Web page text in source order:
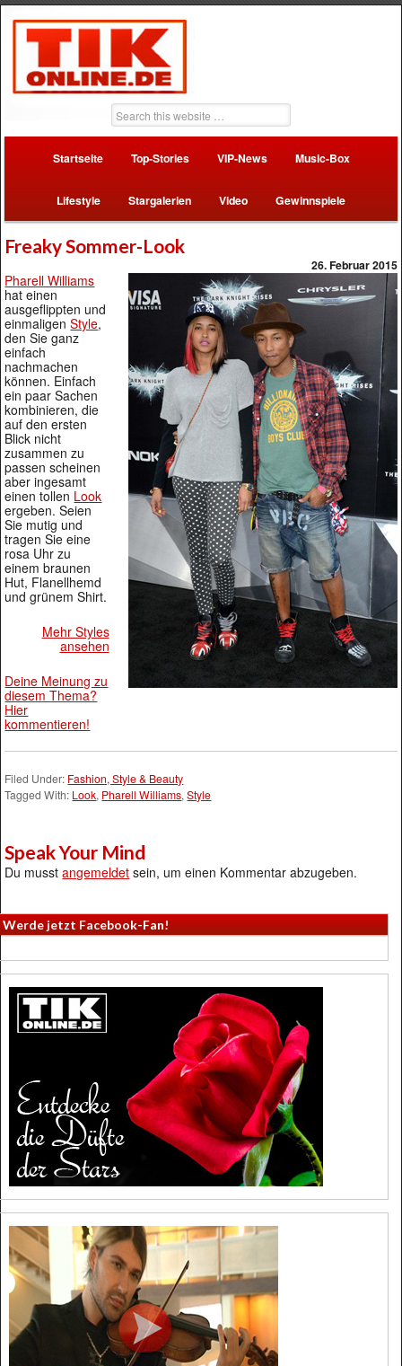
Startseite Top-Stories VIP-News Music-Box
Lifestyle Stargalerien Video Gewinnspiele
Freaky Sommer-Look
26. Februar 2015
Pharell Williams
hat einen
ausgeflippten und
einmaligenStyle,
den Sie ganz
einfach
nachmachen
können. Einfach
ein paar Sachen
kombinieren, die
auf den ersten
Blick nicht
zusammen zu
passen scheinen
aber ingesamt
einen tollen Look
ergeben. Seien
Sie mutig und
tragen Sie eine
rosa Uhr zu
einem braunen
Hut, Flanellhemd
und grünem Shirt.
Mehr Styles
ansehen
Deine Meinung zu
diesem Thema?
Hier
kommentieren!
Filed Under: Fashion, Style & Beauty
Tagged With: Look, Pharell Williams,Style
Speak Your Mind
Du musstangemeldet sein, um einen Kommentar abzugeben.
Werde jetzt Facebook-Fan!